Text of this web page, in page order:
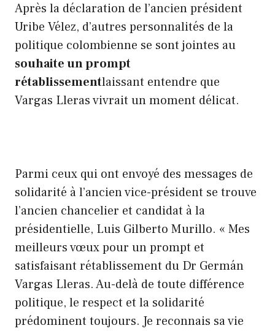
Après la déclaration de l’ancien président
Uribe Vélez, d’autres personnalités de la
politique colombienne se sont jointes au
souhaite un prompt
rétablissementlaissant entendre que
Vargas Lleras vivrait un moment délicat.
Parmi ceux qui ont envoyé des messages de
solidarité à l’ancien vice-président se trouve
l’ancien chancelier et candidat à la
présidentielle, Luis Gilberto Murillo. « Mes
meilleurs vœux pour un prompt et
satisfaisant rétablissement du Dr Germán
Vargas Lleras. Au-delà de toute différence
politique, le respect et la solidarité
prédominent toujours. Je reconnais sa vie